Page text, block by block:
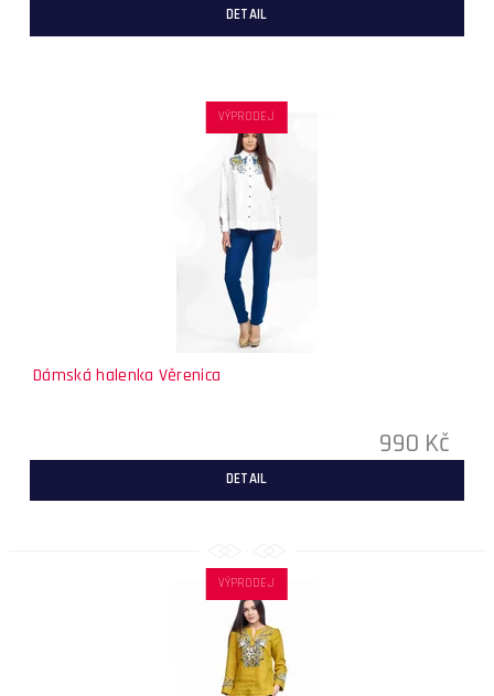
DETAIL
VÝPRODEJ
Dámská halenka Věrenica
990 Kč
DETAIL
VÝPRODEJ